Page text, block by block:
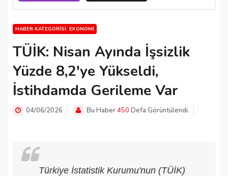
HABER KATEGORISI: EKONOMI
TÜİK: Nisan Ayında İşsizlik
Yüzde 8,2'ye Yükseldi,
İstihdamda Gerileme Var
04/06/2026 Bu Haber450 Defa Görüntülendi.
Türkiye İstatistik Kurumu'nun (TÜİK)